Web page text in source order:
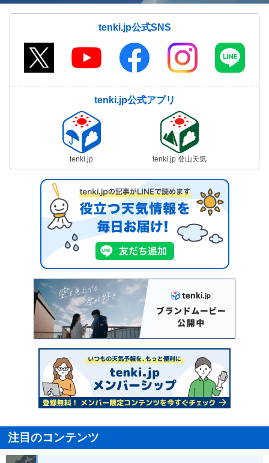
tenki.jp公式SNS
tenki.jp公式アプリ
tenki.jp tenki.jp 登山天気
注目のコンテンツ